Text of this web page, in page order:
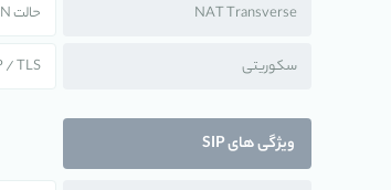
NAT Transverse حالت STUN
سکوریتی / TLS
ویژگی های SIP